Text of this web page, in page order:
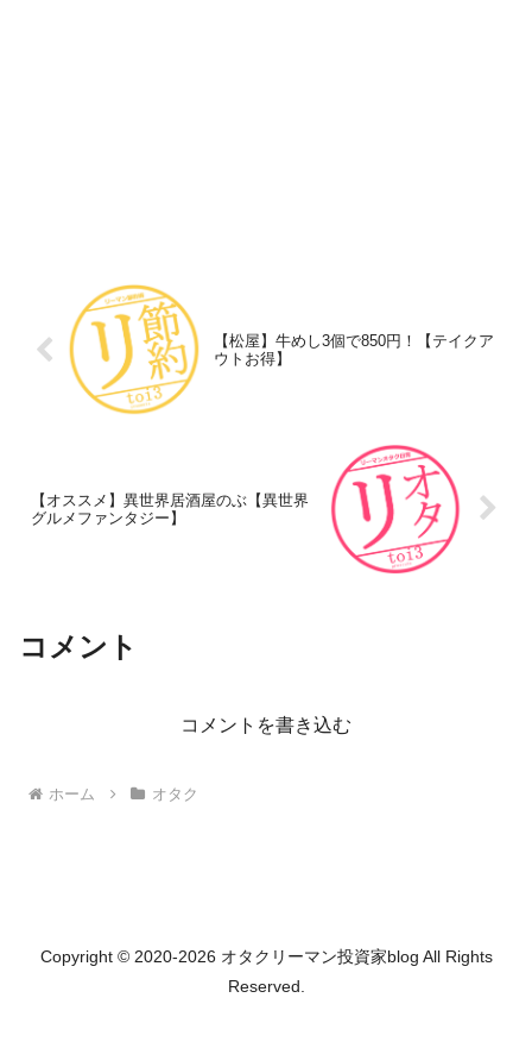
【松屋】牛めし3個で850円！【テイクア
ウトお得】
【オススメ】異世界居酒屋のぶ【異世界
グルメファンタジー】
コメント
コメントを書き込む
ホーム オタク
Copyright © 2020-2026 オタクリーマン投資家blog All Rights
Reserved.